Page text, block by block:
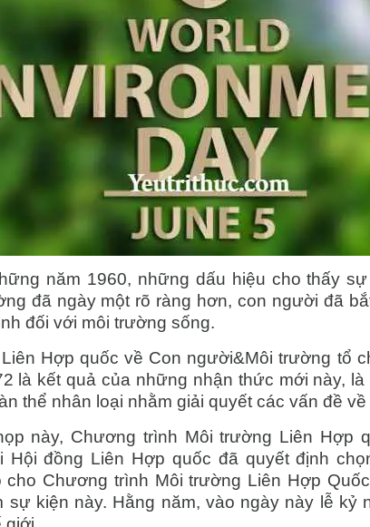
năm 1960, những dấu hiệu cho thấy
đã ngày một rõ ràng hơn, con người đã
đối với môi trường sống.
Hợp quốc về Con người&Môi trường tổ
là kết quả của những nhận thức mới này,
thể nhân loại nhằm giải quyết các vấn đề
này, Chương trình Môi trường Liên Hợp
Hội đồng Liên Hợp quốc đã quyết định
cho Chương trình Môi trường Liên Hợp
sự kiện này. Hằng năm, vào ngày này lễ kỷ